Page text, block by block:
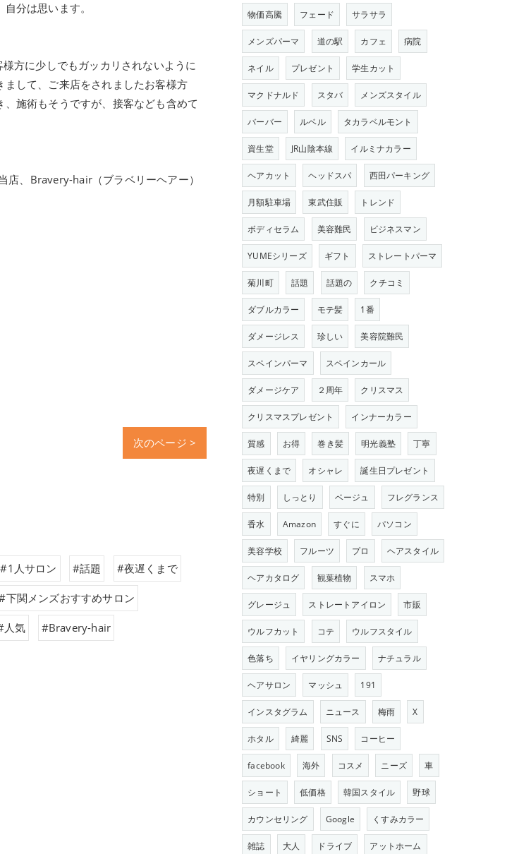
分は思います。
方に少しでもガッカリされないように
して、ご来店をされましたお客様方
施術もそうですが、接客なども含めて
店、Bravery-hair（ブラベリーヘアー）
次のページ >
#1人サロン #話題 #夜遅くまで
下関メンズおすすめサロン
人気 #Bravery-hair
物価高騰 フェード サラサラ
メンズパーマ 道の駅 カフェ 病院
ネイル プレゼント 学生カット
マクドナルド スタバ メンズスタイル
バーバー ルベル タカラベルモント
資生堂 JR山陰本線 イルミナカラー
ヘアカット ヘッドスパ 西田パーキング
月額駐車場 東武住販 トレンド
ボディセラム 美容難民 ビジネスマン
YUMEシリーズ ギフト ストレートパーマ
菊川町 話題 話題の クチコミ
ダブルカラー モテ髪 1番
ダメージレス 珍しい 美容院難民
スペインパーマ スペインカール
ダメージケア ２周年 クリスマス
クリスマスプレゼント インナーカラー
質感 お得 巻き髪 明光義塾 丁寧
夜遅くまで オシャレ 誕生日プレゼント
特別 しっとり ベージュ フレグランス
香水 Amazon すぐに パソコン
美容学校 フルーツ プロ ヘアスタイル
ヘアカタログ 観葉植物 スマホ
グレージュ ストレートアイロン 市販
ウルフカット コテ ウルフスタイル
色落ち イヤリングカラー ナチュラル
ヘアサロン マッシュ 191
インスタグラム ニュース 梅雨 X
ホタル 綺麗 SNS コーヒー
facebook 海外 コスメ ニーズ 車
ショート 低価格 韓国スタイル 野球
カウンセリング Google くすみカラー
雑誌 大人 ドライブ アットホーム